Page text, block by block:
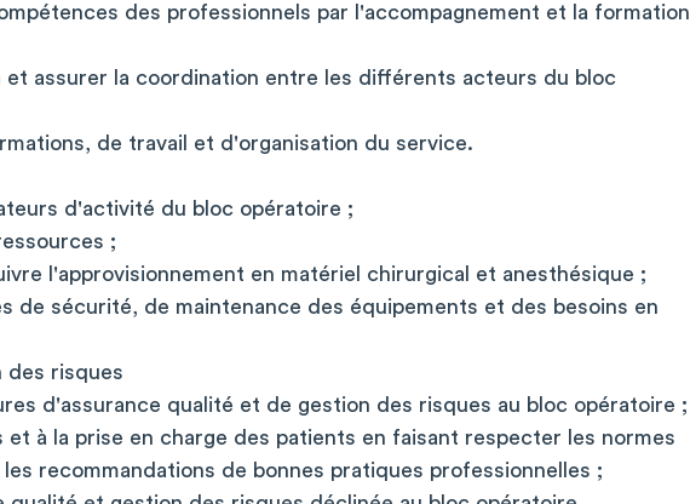
des professionnels par l'accompagnement et la formation
et assurer la coordination entre les différents acteurs du bloc
de travail et d'organisation du service.
d'activité du bloc opératoire ;
;
l'approvisionnement en matériel chirurgical et anesthésique ;
de sécurité, de maintenance des équipements et des besoins en
des risques
d'assurance qualité et de gestion des risques au bloc opératoire ;
et à la prise en charge des patients en faisant respecter les normes
recommandations de bonnes pratiques professionnelles ;